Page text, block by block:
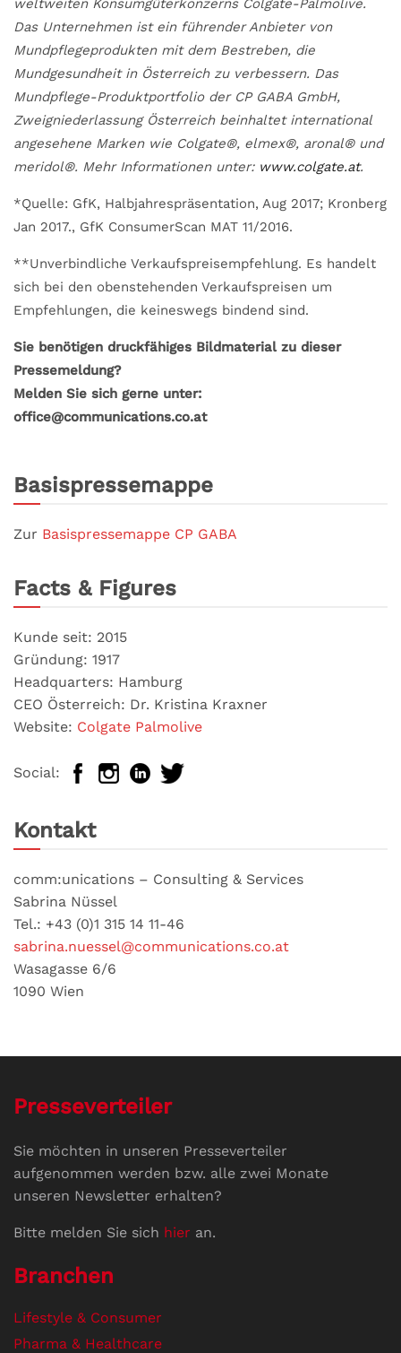
weltweiten Konsumgüterkonzerns Colgate-Palmolive.
Das Unternehmen ist ein führender Anbieter von
Mundpflegeprodukten mit dem Bestreben, die
Mundgesundheit in Österreich zu verbessern. Das
Mundpflege-Produktportfolio der CP GABA GmbH,
Zweigniederlassung Österreich beinhaltet international
angesehene Marken wie Colgate®, elmex®, aronal® und
meridol®. Mehr Informationen unter: www.colgate.at.
*Quelle: GfK, Halbjahrespräsentation, Aug 2017; Kronberg
Jan 2017., GfK ConsumerScan MAT 11/2016.
**Unverbindliche Verkaufspreisempfehlung. Es handelt
sich bei den obenstehenden Verkaufspreisen um
Empfehlungen, die keineswegs bindend sind.
Sie benötigen druckfähiges Bildmaterial zu dieser
Pressemeldung?
Melden Sie sich gerne unter:
office@communications.co.at
Basispressemappe
Zur Basispressemappe CP GABA
Facts & Figures
Kunde seit: 2015
Gründung: 1917
Headquarters: Hamburg
CEO Österreich: Dr. Kristina Kraxner
Website: Colgate Palmolive
Social:
Kontakt
comm:unications – Consulting & Services
Sabrina Nüssel
Tel.: +43 (0)1 315 14 11-46
sabrina.nuessel@communications.co.at
Wasagasse 6/6
1090 Wien
Presseverteiler
Sie möchten in unseren Presseverteiler
aufgenommen werden bzw. alle zwei Monate
unseren Newsletter erhalten?
Bitte melden Sie sich hier an.
Branchen
Lifestyle & Consumer
Pharma & Healthcare